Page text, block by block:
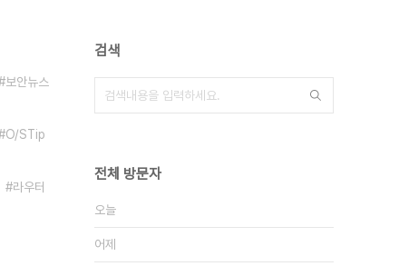
보안뉴스
O/STip
라우터
검색
전체 방문자
오늘
어제